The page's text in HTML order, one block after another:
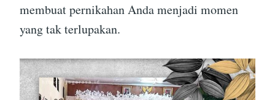
membuat pernikahan Anda menjadi momen
yang tak terlupakan.